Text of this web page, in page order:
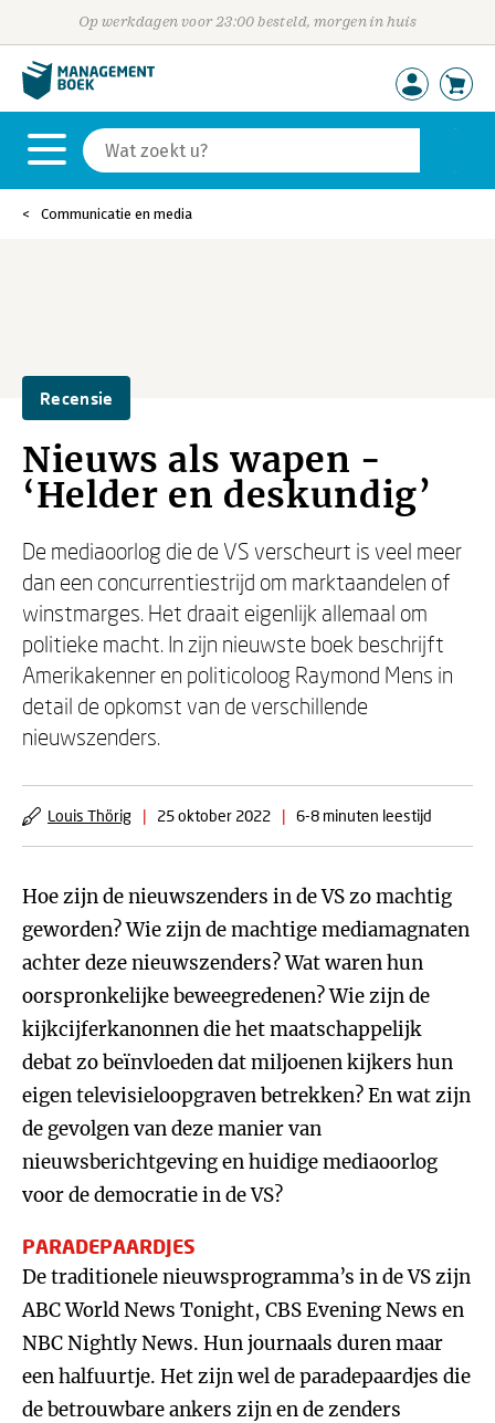
Op werkdagen voor 23:00 besteld, morgen in huis
Communicatie en media
Recensie
Nieuws als wapen -
‘Helder en deskundig’
De mediaoorlog die de VS verscheurt is veel meer
dan een concurrentiestrijd om marktaandelen of
winstmarges. Het draait eigenlijk allemaal om
politieke macht. In zijn nieuwste boek beschrijft
Amerikakenner en politicoloog Raymond Mens in
detail de opkomst van de verschillende
nieuwszenders.
Louis Thörig | 25 oktober 2022 | 6-8 minuten leestijd
Hoe zijn de nieuwszenders in de VS zo machtig
geworden? Wie zijn de machtige mediamagnaten
achter deze nieuwszenders? Wat waren hun
oorspronkelijke beweegredenen? Wie zijn de
kijkcijferkanonnen die het maatschappelijk
debat zo beïnvloeden dat miljoenen kijkers hun
eigen televisieloopgraven betrekken? En wat zijn
de gevolgen van deze manier van
nieuwsberichtgeving en huidige mediaoorlog
voor de democratie in de VS?
PARADEPAARDJES
De traditionele nieuwsprogramma’s in de VS zijn
ABC World News Tonight, CBS Evening News en
NBC Nightly News. Hun journaals duren maar
een halfuurtje. Het zijn wel de paradepaardjes die
de betrouwbare ankers zijn en de zenders